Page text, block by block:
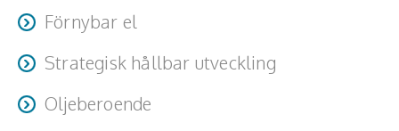
Förnybar el
Strategisk hållbar utveckling
Oljeberoende